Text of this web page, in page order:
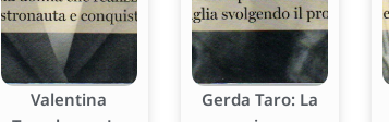
Valentina
Gerda Taro: La